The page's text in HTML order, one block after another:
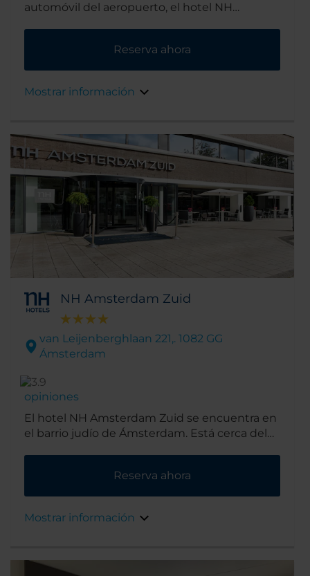
automóvil del aeropuerto, el hotel NH
constituye un punto de partida ideal para
descubrir los Países Bajos.
Reserva ahora
Mostrar información
NH Amsterdam Zuid
van Leijenberghlaan 221,. 1082 GG
Ámsterdam
opiniones
El hotel NH Amsterdam Zuid se encuentra en
el barrio judío de Ámsterdam. Está cerca del
restaurantes y cafés. Por otro lado, en un corto
viaje en tren o en tranvía puedes llegar al
Reserva ahora
Mostrar información